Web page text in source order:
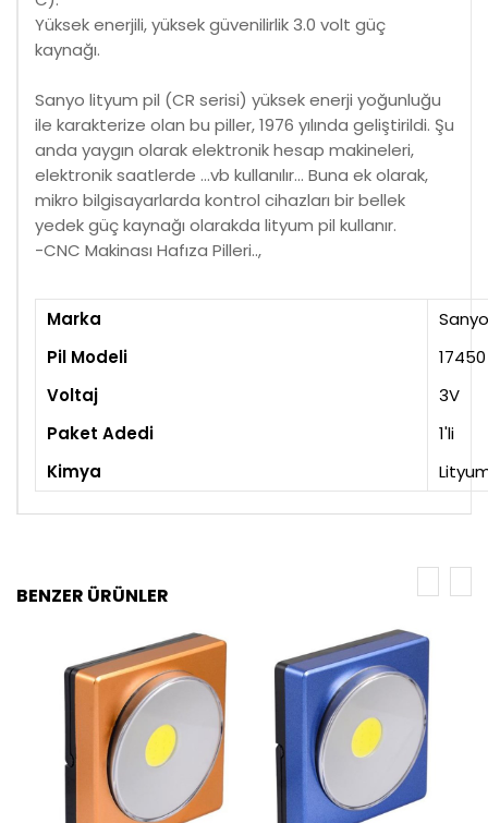
Yüksek enerjili, yüksek güvenilirlik 3.0 volt güç
kaynağı.
Sanyo lityum pil (CR serisi) yüksek enerji yoğunluğu
ile karakterize olan bu piller, 1976 yılında geliştirildi. Şu
anda yaygın olarak elektronik hesap makineleri,
elektronik saatlerde ...vb kullanılır... Buna ek olarak,
mikro bilgisayarlarda kontrol cihazları bir bellek
yedek güç kaynağı olarakda lityum pil kullanır.
-CNC Makinası Hafıza Pilleri..,
Marka
Pil Modeli
Voltaj
3V
Paket Adedi
1'li
Kimya
BENZER ÜRÜNLER